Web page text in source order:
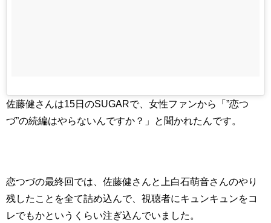
佐藤健さんは15日のSUGARで、女性ファンから「”恋つ
づ”の続編はやらないんですか？」と聞かれたんです。
恋つづの最終回では、佐藤健さんと上白石萌音さんのやり
残したことを全て詰め込んで、視聴者にキュンキュンをコ
レでもかというくらい注ぎ込んでいました。